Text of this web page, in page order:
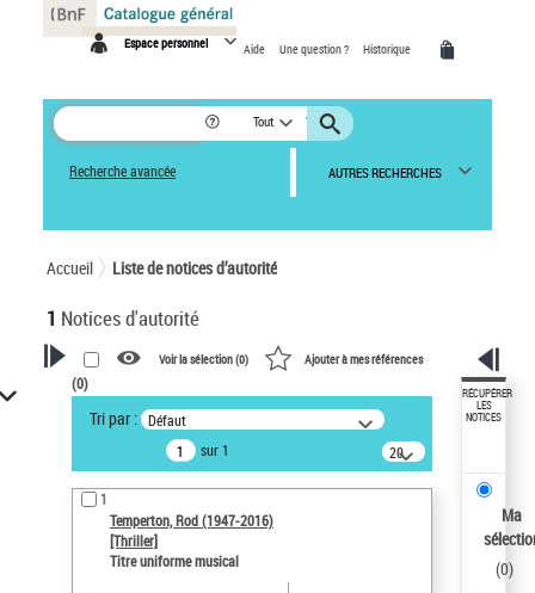
Espace personnel Aide Une question ? Historique
Tout
Recherche avancée AUTRES RECHERCHES
Accueil Liste de notices d’autorité
1 Notices d'autorité
VOTRE RECHERCHE
Recherche avancée dans les
notices d’autorité
Œuvres liées à l'auteur :
Temperton, Rod (1947-2016)
Voir la sélection (0) Ajouter à mes références
(0)
Tri par : Défaut
sur 1
20
résultats/page
1
Temperton, Rod (1947-2016)
[Thriller]
Titre uniforme musical
RÉCUPÉRER
LES
NOTICES
Ma
(0)
Panneau de gestion des cookies